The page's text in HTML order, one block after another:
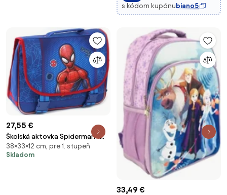
s kódom kupónu biano5
27,55 €
Školská aktovka Spiderman -
MARVEL - modrá, 15L
38×33×12 cm, pre 1. stupeň
Skladom
33,49 €